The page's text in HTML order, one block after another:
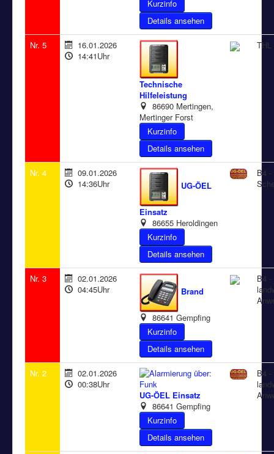
Details ansehen
Nr. 5
16.01.2026
14:41Uhr
Technische
Hilfeleistung
86690 Mertingen,
Mertinger Forst
Details ansehen
THL
Nr. 4
09.01.2026
14:36Uhr
UG-ÖEL
Einsatz
86655 Heroldingen
Details ansehen
B4
Nr. 3
02.01.2026
04:45Uhr
Brand
86641 Gempfing
Details ansehen
B4 -
Nr. 2
02.01.2026
00:38Uhr
UG-ÖEL Einsatz
86641 Gempfing
Details ansehen
B4 -